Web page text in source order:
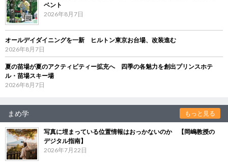
ベント
2026年8月7日
オールデイダイニングを一新 ヒルトン東京お台場、改装進む
2026年8月7日
夏の苗場が夏のアクティビティー拡充へ 四季の各魅力を創出プリンスホテ
ル・苗場スキー場
2026年8月7日
まめ学 もっと見る
写真に埋まっている位置情報はおっかないのか 【岡嶋教授の
デジタル指南】
2026年7月22日